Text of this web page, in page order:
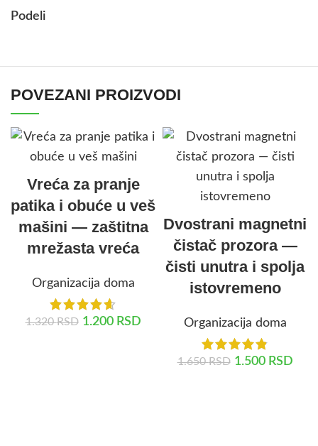
Podeli
POVEZANI PROIZVODI
Vreća za pranje
patika i obuće u veš
mašini — zaštitna
mrežasta vreća
Organizacija doma
1.320RSD 1.200 RSD
Dvostrani magnetni
čistač prozora —
čisti unutra i spolja
istovremeno
Organizacija doma
1.650RSD 1.500 RSD